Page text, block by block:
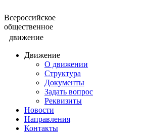
Всероссийское
общественное
движение
Движение
О движении
Структура
Документы
Задать вопрос
Реквизиты
Новости
Направления
Контакты